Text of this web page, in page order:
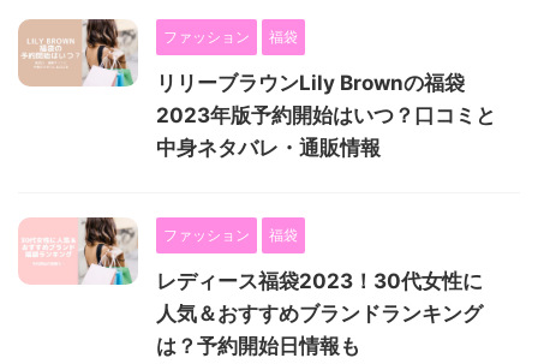
ファッション 福袋
リリーブラウンLily Brownの福袋
2023年版予約開始はいつ？口コミと
中身ネタバレ・通販情報
ファッション 福袋
レディース福袋2023！30代女性に
人気＆おすすめブランドランキング
は？予約開始日情報も